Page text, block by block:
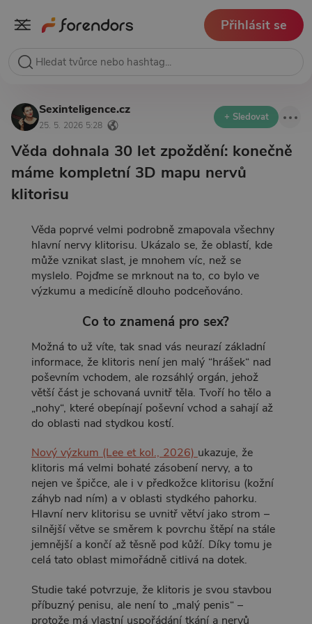
Přihlásit se
Sexinteligence.cz
25. 5. 2026 5:28
+ Sledovat
Věda dohnala 30 let zpoždění: konečně
máme kompletní 3D mapu nervů
klitorisu
Věda poprvé velmi podrobně zmapovala všechny
hlavní nervy klitorisu. Ukázalo se, že oblastí, kde
může vznikat slast, je mnohem víc, než se
myslelo. Pojďme se mrknout na to, co bylo ve
výzkumu a medicíně dlouho podceňováno.
Co to znamená pro sex?
Možná to už víte, tak snad vás neurazí základní
informace, že klitoris není jen malý “hrášek“ nad
poševním vchodem, ale rozsáhlý orgán, jehož
větší část je schovaná uvnitř těla. Tvoří ho tělo a
„nohy“, které obepínají poševní vchod a sahají až
do oblasti nad stydkou kostí.
Nový výzkum (Lee et kol., 2026) ukazuje, že
klitoris má velmi bohaté zásobení nervy, a to
nejen ve špičce, ale i v předkožce klitorisu (kožní
záhyb nad ním) a v oblasti stydkého pahorku.
Hlavní nerv klitorisu se uvnitř větví jako strom –
silnější větve se směrem k povrchu štěpí na stále
jemnější a končí až těsně pod kůží. Díky tomu je
celá tato oblast mimořádně citlivá na dotek.
Studie také potvrzuje, že klitoris je svou stavbou
příbuzný penisu, ale není to „malý penis“ –
protože má vlastní uspořádání tkání a nervů